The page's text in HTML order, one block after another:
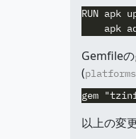
RUN apk
Gemfileの
(
以上の変